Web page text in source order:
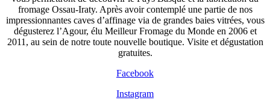
fromage Ossau-Iraty. Après avoir contemplé une partie de nos
impressionnantes caves d’affinage via de grandes baies vitrées, vous
dégusterez l’Agour, élu Meilleur Fromage du Monde en 2006 et
2011, au sein de notre toute nouvelle boutique. Visite et dégustation
gratuites.
Facebook
Instagram